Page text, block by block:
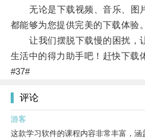
无论是下载视频、音乐、图
都能够为您提供完美的下载体验。
让我们摆脱下载慢的困扰，
生活中的得力助手吧！赶快下载
#37#
评论
游客
这款学习软件的课程内容非常丰富，